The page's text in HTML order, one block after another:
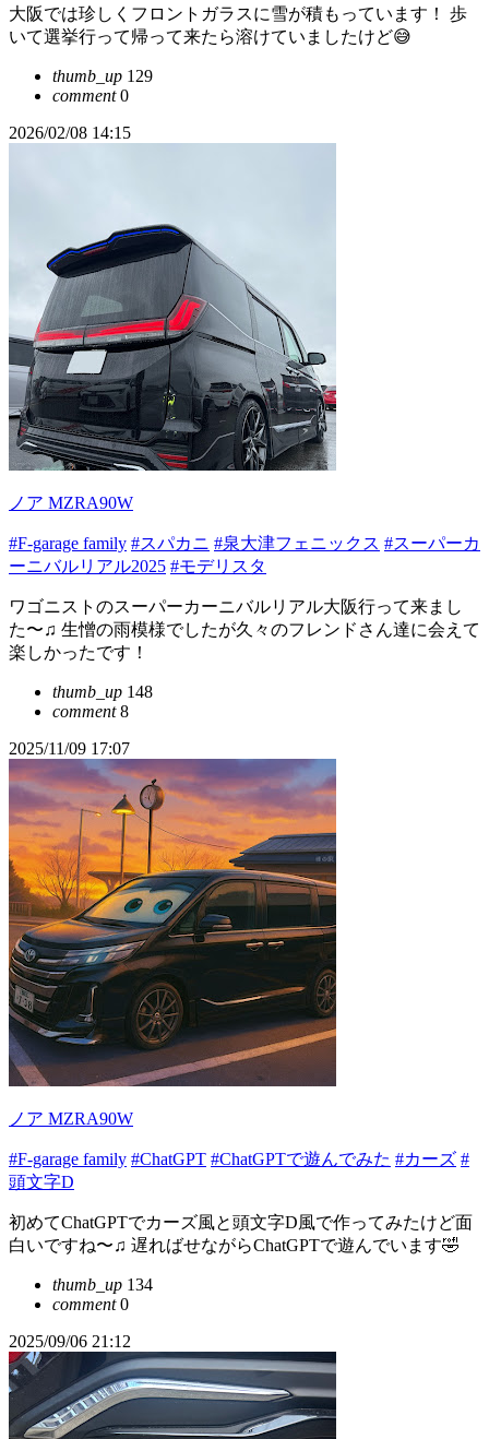
大阪では珍しくフロントガラスに雪が積もっています！ 歩
いて選挙行って帰って来たら溶けていましたけど😅
thumb_up 129
comment0
2026/02/08 14:15
ノア MZRA90W
#F-garage family #スパカニ #泉大津フェニックス #スーパーカ
ーニバルリアル2025 #モデリスタ
ワゴニストのスーパーカーニバルリアル大阪行って来まし
た〜♫ 生憎の雨模様でしたが久々のフレンドさん達に会えて
楽しかったです！
thumb_up 148
comment8
2025/11/09 17:07
ノア MZRA90W
#F-garage family #ChatGPT #ChatGPTで遊んでみた #カーズ #
頭文字D
初めてChatGPTでカーズ風と頭文字D風で作ってみたけど面
白いですね〜♫ 遅ればせながらChatGPTで遊んでいます🤣
thumb_up 134
comment0
2025/09/06 21:12